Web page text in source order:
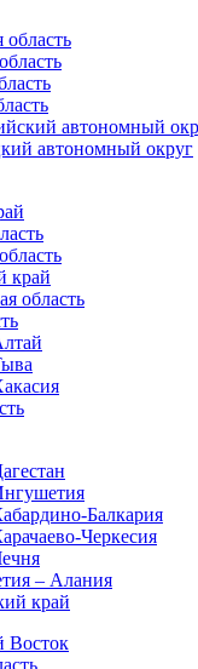
область
автономный
автономный округ
край
область
Балкария
Черкесия
– Алания
край
Восток